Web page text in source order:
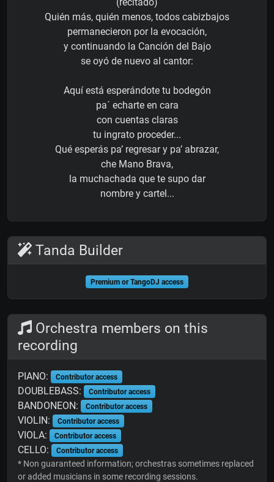
Quién más, quién menos, todos cabizbajos
permanecieron por la evocación,
y continuando la Canción del Bajo
se oyó de nuevo al cantor:
Aquí está esperándote tu bodegón
pa´ echarte en cara
con cuentas claras
tu ingrato proceder...
Qué esperás pa’ regresar y pa’ abrazar,
che Mano Brava,
la muchachada que te supo dar
nombre y cartel...
Tanda Builder
Premium or TangoDJ access
Orchestra members on this
recording
PIANO: Contributor access
DOUBLEBASS: Contributor access
BANDONEON: Contributor access
VIOLIN: Contributor access
VIOLA: Contributor access
CELLO: Contributor access
* Non guaranteed information; orchestras sometimes replaced
or added musicians in some recording sessions.